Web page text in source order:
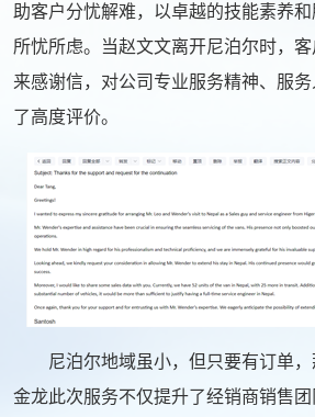
助客户分忧解难，以卓越的技能素养
所忧所虑。当赵文文离开尼泊尔时，
来感谢信，对公司专业服务精神、服
了高度评价。
尼泊尔地域虽小，但只要有订单
金龙此次服务不仅提升了经销商销售